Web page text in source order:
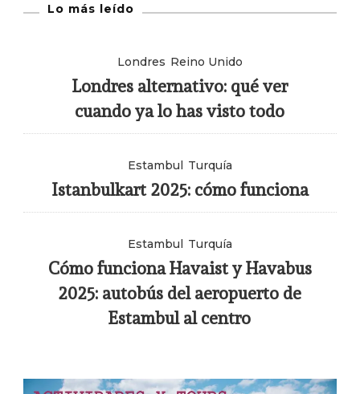
Lo más leído
Londres Reino Unido
Londres alternativo: qué ver
cuando ya lo has visto todo
Estambul Turquía
Istanbulkart 2025: cómo funciona
Estambul Turquía
Cómo funciona Havaist y Havabus
2025: autobús del aeropuerto de
Estambul al centro